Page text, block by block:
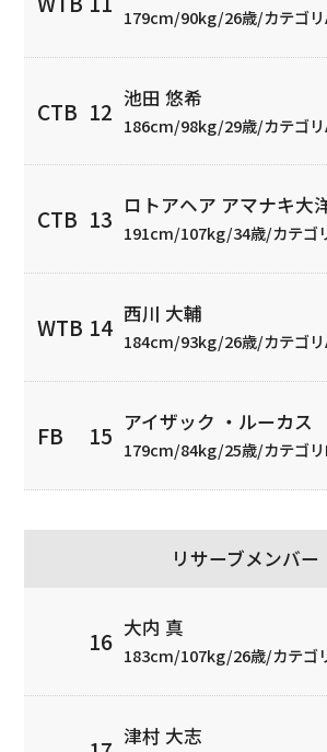
179cm/90kg/26歳/カテゴ
池田 悠希
186cm/98kg/29歳/カテゴ
ロトアヘア アマナキ大
191cm/107kg/34歳/カテゴ
西川 大輔
184cm/93kg/26歳/カテゴ
アイザック ・ルーカス
179cm/84kg/25歳/カテゴ
リサーブメンバー
大内 真
183cm/107kg/26歳/カテゴ
津村 大志